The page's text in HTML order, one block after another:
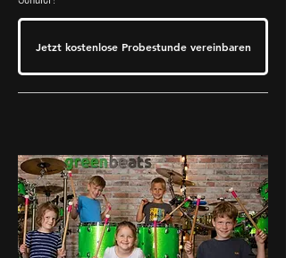
Jetzt kostenlose Probestunde vereinbaren